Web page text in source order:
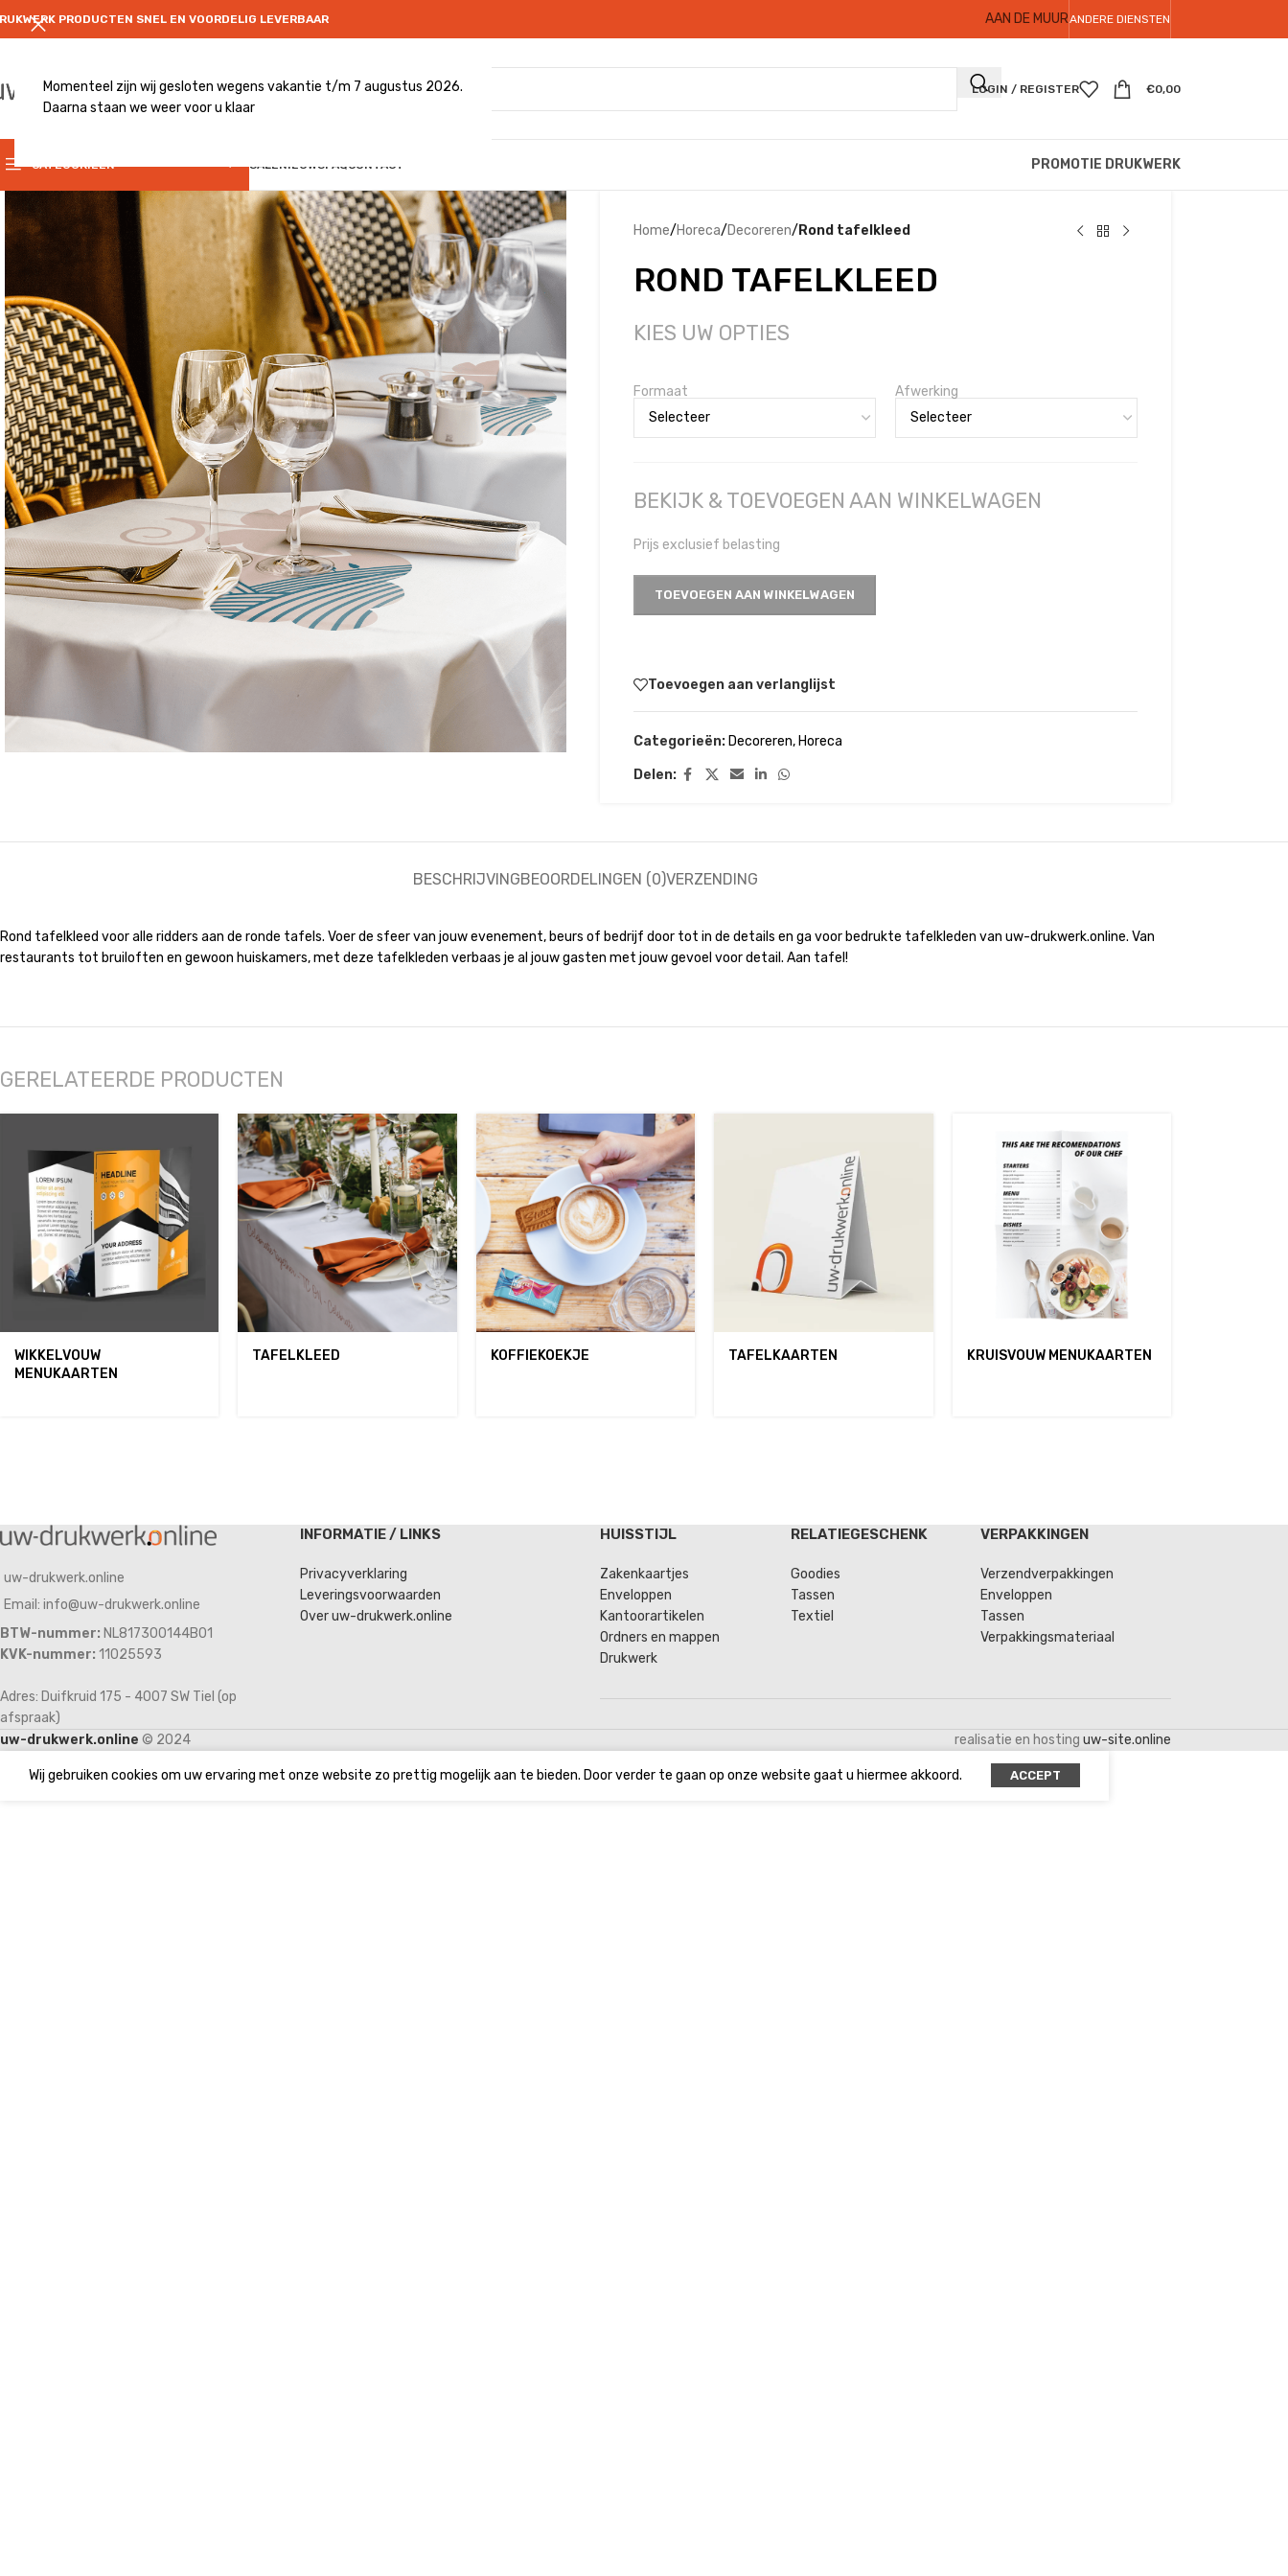
Momenteel zijn wij gesloten wegens vakantie t/m 7 augustus 2026.
Daarna staan we weer voor u klaar
PRODUCTEN SNEL EN VOORDELIG LEVERBAAR AAN DE MUURANDERE DIENSTEN
LOGIN / REGISTER €0,00
CATEGORIEËN SALENIEUWSFAQCONTACT PROMOTIE DRUKWERK
Home/Horeca/Decoreren/ Rond tafelkleed
ROND TAFELKLEED
KIES UW OPTIES
Formaat Afwerking
BEKIJK & TOEVOEGEN AAN WINKELWAGEN
Prijs exclusief belasting
TOEVOEGEN AAN WINKELWAGEN
Toevoegen aan verlanglijst
Categorieën: Decoreren, Horeca
Delen:
BESCHRIJVINGBEOORDELINGEN (0)VERZENDING
Rond tafelkleed voor alle ridders aan de ronde tafels. Voer de sfeer van jouw evenement, beurs of bedrijf door tot in de details en ga voor bedrukte tafelkleden van uw-drukwerk.online. Van
restaurants tot bruiloften en gewoon huiskamers, met deze tafelkleden verbaas je al jouw gasten met jouw gevoel voor detail. Aan tafel!
GERELATEERDE PRODUCTEN
WIKKELVOUW
MENUKAARTEN
TAFELKLEED KOFFIEKOEKJE TAFELKAARTEN KRUISVOUW MENUKAARTEN
uw-drukwerk.online
Email: info@uw-drukwerk.online
BTW-nummer: NL817300144B01
KVK-nummer: 11025593
Adres: Duifkruid 175 - 4007 SW Tiel (op
afspraak)
INFORMATIE / LINKS
Privacyverklaring
Leveringsvoorwaarden
Over uw-drukwerk.online
HUISSTIJL
Zakenkaartjes
Enveloppen
Kantoorartikelen
Ordners en mappen
Drukwerk
RELATIEGESCHENK
Goodies
Tassen
Textiel
VERPAKKINGEN
Verzendverpakkingen
Enveloppen
Tassen
Verpakkingsmateriaal
uw-drukwerk.online © 2024 realisatie en hosting uw-site.online
Wij gebruiken cookies om uw ervaring met onze website zo prettig mogelijk aan te bieden. Door verder te gaan op onze website gaat u hiermee akkoord. ACCEPT